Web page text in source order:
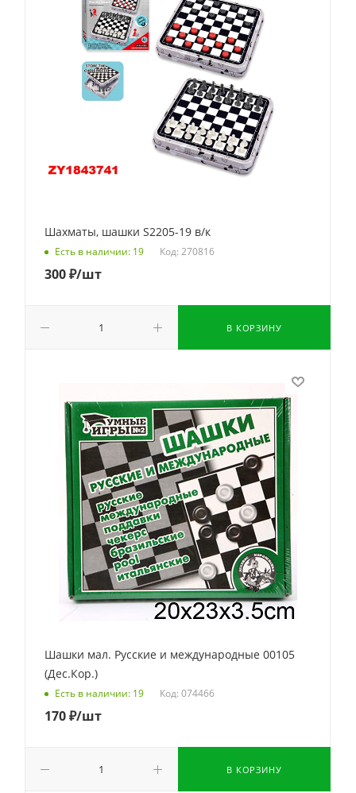
Шахматы, шашки S2205-19 в/к
Есть в наличии: 19 Код: 270816
300₽/шт
В КОРЗИНУ
Шашки мал. Русские и международные 00105
(Дес.Кор.)
Есть в наличии: 19 Код: 074466
170₽/шт
В КОРЗИНУ